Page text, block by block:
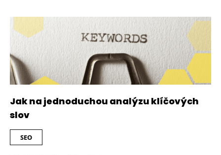
Jak na jednoduchou analýzu klíčových
slov
SEO